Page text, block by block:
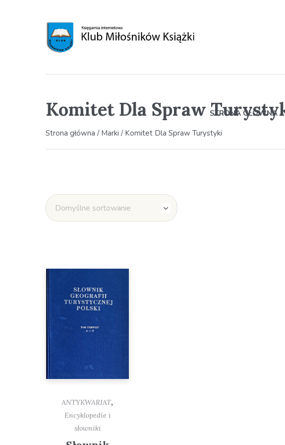
STRONA GŁÓWNA
Komitet Dla Spraw
Strona główna / Marki / Komitet Dla Spraw Turystyki
ANTYKWARIAT,
Encyklopedie i
słowniki